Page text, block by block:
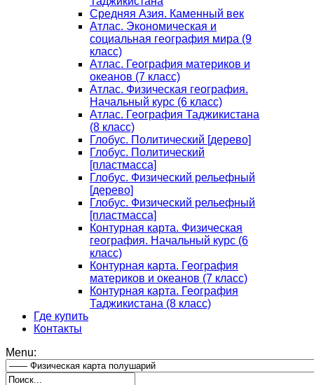
Средняя Азия. Каменный век
Атлас. Экономическая и
социальная география мира (9
класс)
Атлас. География материков и
океанов (7 класс)
Атлас. Физическая география.
Начальный курс (6 класс)
Атлас. География Таджикистана
(8 класс)
Глобус. Политический [дерево]
Глобус. Политический
[пластмасса]
Глобус. Физический рельефный
[дерево]
Глобус. Физический рельефный
[пластмасса]
Контурная карта. Физическая
география. Начальный курс (6
класс)
Контурная карта. География
материков и океанов (7 класс)
Контурная карта. География
Таджикистана (8 класс)
Где купить
Контакты
Menu: